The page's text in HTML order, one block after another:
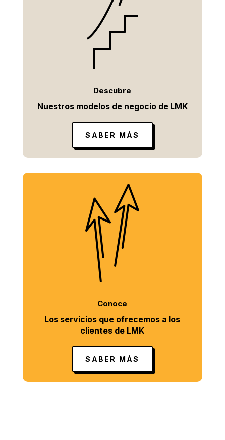
Descubre
Nuestros modelos de negocio de LMK
SABER MÁS
Conoce
Los servicios que ofrecemos a los
clientes de LMK
SABER MÁS